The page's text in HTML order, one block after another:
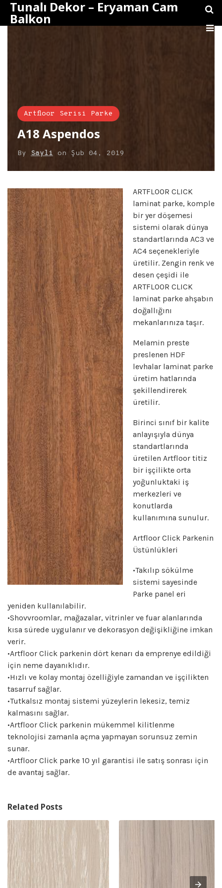
Tunalı Dekor – Eryaman Cam
Balkon
Artfloor Serisi Parke
A18 Aspendos
By Sayli on Şub 04, 2019
ARTFLOOR CLICK
laminat parke, komple
bir yer döşemesi
sistemi olarak dünya
standartlarında AC3 ve
AC4 seçenekleriyle
üretilir. Zengin renk ve
desen çeşidi ile
ARTFLOOR CLICK
laminat parke ahşabın
doğallığını
mekanlarınıza taşır.
Melamin preste
preslenen HDF
levhalar laminat parke
üretim hatlarında
şekillendirerek
üretilir.
Birinci sınıf bir kalite
anlayışıyla dünya
standartlarında
üretilen Artfloor titiz
bir işçilikte orta
yoğunluktaki iş
merkezleri ve
konutlarda
kullanımına sunulur.
Artfloor Click Parkenin
Üstünlükleri
•Takılıp sökülme
sistemi sayesinde
Parke panel eri
yeniden kullanılabilir.
•Shovvroomlar, mağazalar, vitrinler ve fuar alanlarında
kısa sürede uygulanır ve dekorasyon değişikliğine imkan
verir.
•Artfloor Click parkenin dört kenarı da emprenye edildiği
için neme dayanıklıdır.
•Hızlı ve kolay montaj özelliğiyle zamandan ve işçilikten
tasarruf sağlar.
•Tutkalsız montaj sistemi yüzeylerin lekesiz, temiz
kalmasını sağlar.
•Artfloor Click parkenin mükemmel kilitlenme
teknolojisi zamanla açma yapmayan sorunsuz zemin
sunar.
•Artfloor Click parke 10 yıl garantisi ile satış sonrası için
de avantaj sağlar.
Related Posts